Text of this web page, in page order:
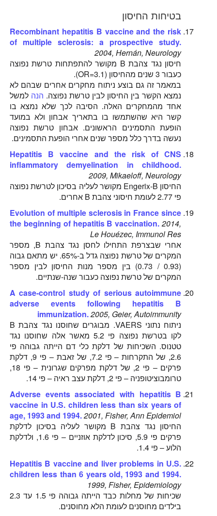
בטיחות החיסון
Recombinant hepatitis B vaccine and the risk
of multiple sclerosis: a prospective study.
2004, Hernán, Neurology
חיסון נגד צהבת B מקושר להתפתחות טרשת נפוצה
כעבור 3 שנים מהחיסון (OR=3.1).
במאמר זה גם בוצע ניתוח מחקרים אחרים שבהם לא
נמצא הקשר בין החיסון לבין טרשת נפוצה. הנה למשל
אחד מהמחקרים האלה. הסיבה לכך שלא נמצא בו
קשר היא שהשתמשו בו בתאריך אבחון ולא במועד
הופעת התסמינים הראשונים. אבחון טרשת נפוצה
נעשה בדרך כלל מספר שנים אחרי הופעת התסמינים.
Hepatitis B vaccine and the risk of CNS
inflammatory demyelination in childhood.
2009, Mikaeloff, Neurology
החיסון Engerix-B מקושר לעליה בסיכון לטרשת נפוצה
פי 2.77 לעומת חיסוני צהבת B אחרים.
Evolution of multiple sclerosis in France since
the beginning of hepatitis B vaccination. 2014,
Le Houézec, Immunol Res
אחרי שבצרפת התחילו לחסן נגד צהבת B, מספר
המקרים של טרשת נפוצה גדל ב-65%. יש מתאם גבוה
(0.93 / 0.73) בין מספר מנות החיסון לבין מספר
המקרים של טרשת נפוצה כעבור שנה-שנתיים.
A case-control study of serious autoimmune
adverse events following hepatitis B
immunization.2005, Geier, Autoimmunity
ניתוח נתוני VAERS. מבוגרים שחוסנו נגד צהבת B
לקו בטרשת נפוצה פי 5.2 מאשר אלה שחוסנו נגד
טטנוס. השכיחות של דלקת כלי דם הייתה גבוהה פי
2.6, של התקרחות – פי 7.2, של זאבת – פי 9, דלקת
פרקים – פי 2, של דלקת מפרקים שגרונית – פי 18,
טרומבוציטופניה – פי 2, דלקת עצב ראיה – פי 14.
Adverse events associated with hepatitis B
vaccine in U.S. children less than six years of
age, 1993 and 1994.2001, Fisher, Ann Epidemiol
החיסון נגד צהבת B מקושר לעליה בסיכון לדלקת
פרקים פי 5.9, סיכון לדלקת אוזניים – פי 1.6, ולדלקת
הלוע – פי 1.4.
Hepatitis B vaccine and liver problems in U.S.
children less than 6 years old, 1993 and 1994.
1999, Fisher, Epidemiology
שכיחות של מחלות כבד הייתה גבוהה פי 1.5 עד 2.3
בילדים מחוסנים לעומת הלא מחוסנים.